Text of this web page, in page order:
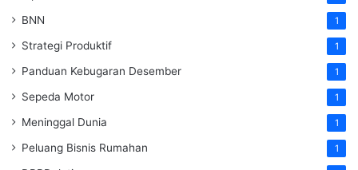
BNN 1
Strategi Produktif 1
Panduan Kebugaran Desember 1
Sepeda Motor 1
Meninggal Dunia 1
Peluang Bisnis Rumahan 1